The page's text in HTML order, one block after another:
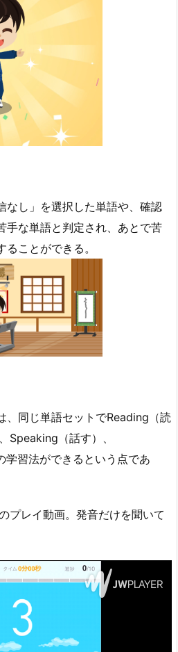
なし」を選択した単語や、確認
手な単語と判定され、あとで苦
ことができる。
、同じ単語セットでReading（読
Speaking（話す）、
習法ができるという点であ
プレイ動画。発音だけを聞いて